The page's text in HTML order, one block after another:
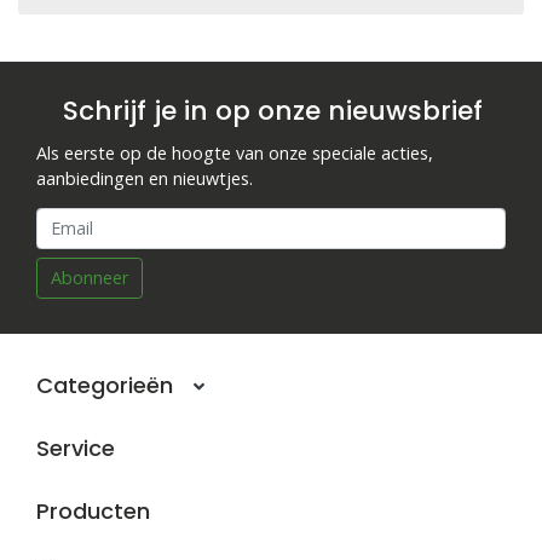
Schrijf je in op onze nieuwsbrief
Als eerste op de hoogte van onze speciale acties,
aanbiedingen en nieuwtjes.
Abonneer
Categorieën
Service
Producten